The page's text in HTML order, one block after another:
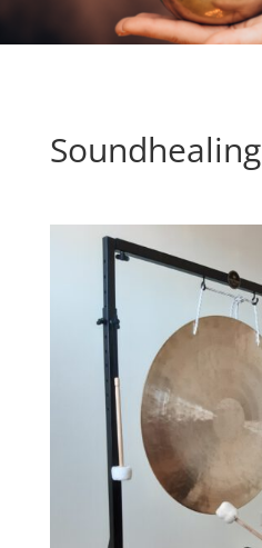
Soundhealing